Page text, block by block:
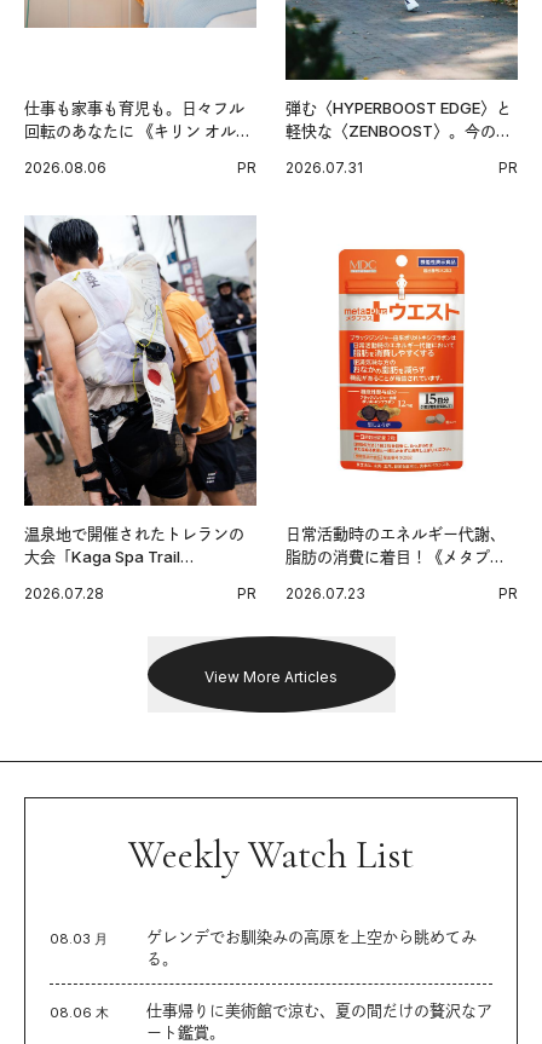
仕事も家事も育児も。日々フル
回転のあなたに 《キリン オルニ
2026.08.06 PR
弾む〈HYPERBOOST EDGE〉と
軽快な〈ZENBOOST〉。今の時
出した新機軸。
2026.07.31 PR
温泉地で開催されたトレランの
大会「Kaga Spa Trail
戦を夢見るランナーたちの奮闘
2026.07.28 PR
日常活動時のエネルギー代謝、
脂肪の消費に着目！《メタプラ
習慣。
2026.07.23 PR
View More Articles
Weekly Watch List
08.03 月
ゲレンデでお馴染みの高原を上空から眺めてみ
る。
08.06 木
仕事帰りに美術館で涼む、夏の間だけの贅沢なア
ート鑑賞。